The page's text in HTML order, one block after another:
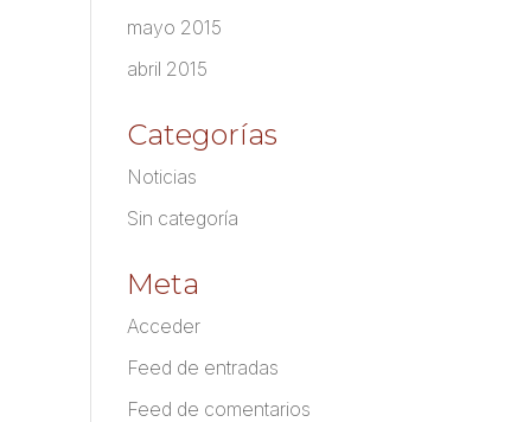
mayo 2015
abril 2015
Categorías
Noticias
Sin categoría
Meta
Acceder
Feed de entradas
Feed de comentarios